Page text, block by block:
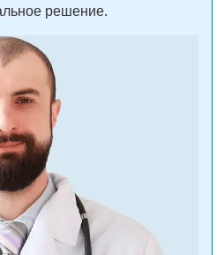
решение.